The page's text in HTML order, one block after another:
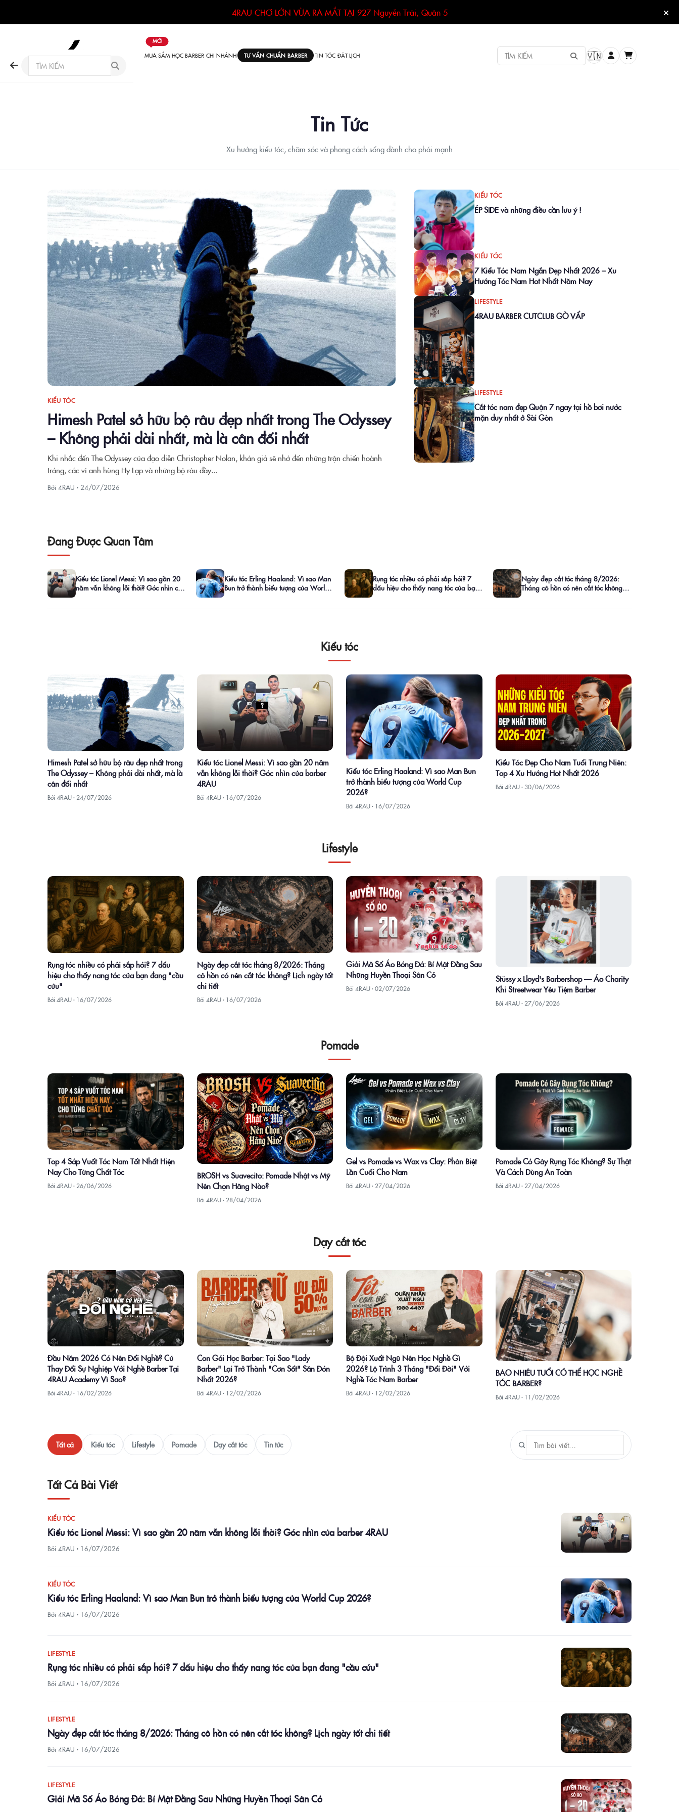
4RAU CHỢ LỚN VỪA RA MẮT TẠI 927 Nguyễn Trãi, Quận 5
MUA SẮM
MỚI
HỌC BARBER CHI NHÁNH TƯ VẤN CHUẨN BARBER TIN TÓC ĐẶT LỊCH
TÌM KIẾM 🇻🇳
Tin Tức
Xu hướng kiểu tóc, chăm sóc và phong cách sống dành cho phái mạnh
KIỂU TÓC
Himesh Patel sở hữu bộ râu đẹp nhất trong The Odyssey
– Không phải dài nhất, mà là cân đối nhất
Khi nhắc đến The Odyssey của đạo diễn Christopher Nolan, khán giả sẽ nhớ đến những trận chiến hoành
tráng, các vị anh hùng Hy Lạp và những bộ râu đầy...
Bởi 4RAU · 24/07/2026
KIỂU TÓC
ÉP SIDE và những điều cần lưu ý !
KIỂU TÓC
7 Kiểu Tóc Nam Ngắn Đẹp Nhất 2026 – Xu
Hướng Tóc Nam Hot Nhất Năm Nay
LIFESTYLE
4RAU BARBER CUTCLUB GÒ VẤP
LIFESTYLE
Cắt tóc nam đẹp Quận 7 ngay tại hồ bơi nước
mặn duy nhất ở Sài Gòn
Đang Được Quan Tâm
Kiểu tóc Lionel Messi: Vì sao gần 20
năm vẫn không lỗi thời? Góc nhìn của
Kiểu tóc Erling Haaland: Vì sao Man
Bun trở thành biểu tượng của World
Rụng tóc nhiều có phải sắp hói? 7
dấu hiệu cho thấy nang tóc của bạn
Ngày đẹp cắt tóc tháng 8/2026:
Tháng cô hồn có nên cắt tóc không?
Kiểu tóc
Himesh Patel sở hữu bộ râu đẹp nhất trong
The Odyssey – Không phải dài nhất, mà là
cân đối nhất
Bởi 4RAU · 24/07/2026
Kiểu tóc Lionel Messi: Vì sao gần 20 năm
vẫn không lỗi thời? Góc nhìn của barber
4RAU
Bởi 4RAU · 16/07/2026
Kiểu tóc Erling Haaland: Vì sao Man Bun
trở thành biểu tượng của World Cup
2026?
Bởi 4RAU · 16/07/2026
Kiểu Tóc Đẹp Cho Nam Tuổi Trung Niên:
Top 4 Xu Hướng Hot Nhất 2026
Bởi 4RAU · 30/06/2026
Lifestyle
Rụng tóc nhiều có phải sắp hói? 7 dấu
hiệu cho thấy nang tóc của bạn đang "cầu
cứu"
Bởi 4RAU · 16/07/2026
Ngày đẹp cắt tóc tháng 8/2026: Tháng
cô hồn có nên cắt tóc không? Lịch ngày tốt
chi tiết
Bởi 4RAU · 16/07/2026
Giải Mã Số Áo Bóng Đá: Bí Mật Đằng Sau
Những Huyền Thoại Sân Cỏ
Bởi 4RAU ·02/07/2026
Stüssy x Lloyd's Barbershop — Áo Charity
Khi Streetwear Yêu Tiệm Barber
Bởi 4RAU · 27/06/2026
Pomade
Top 4 Sáp Vuốt Tóc Nam Tốt Nhất Hiện
Nay Cho Từng Chất Tóc
Bởi 4RAU · 26/06/2026
BROSH vs Suavecito: Pomade Nhật vs Mỹ
Nên Chọn Hãng Nào?
Bởi 4RAU · 28/04/2026
Gel vs Pomade vs Wax vs Clay: Phân Biệt
Lần Cuối Cho Nam
Bởi 4RAU · 27/04/2026
Pomade Có Gây Rụng Tóc Không? Sự Thật
Và Cách Dùng An Toàn
Bởi 4RAU · 27/04/2026
Dạy cắt tóc
Đầu Năm 2026 Có Nên Đổi Nghề? Cú
Thay Đổi Sự Nghiệp Với Nghề Barber Tại
4RAU Academy Vì Sao?
Bởi 4RAU · 16/02/2026
Con Gái Học Barber: Tại Sao "Lady
Barber" Lại Trở Thành "Cơn Sốt" Săn Đón
Nhất 2026?
Bởi 4RAU · 12/02/2026
Bộ Đội Xuất Ngũ Nên Học Nghề Gì
2026? Lộ Trình 3 Tháng "Đổi Đời" Với
Nghề Tóc Nam Barber
Bởi 4RAU · 12/02/2026
BAO NHIÊU TUỔI CÓ THỂ HỌC NGHỀ
TÓC BARBER?
Bởi 4RAU · 11/02/2026
Tất cả Kiểu tóc Lifestyle Pomade Dạy cắt tóc Tin tức
Tất Cả Bài Viết
KIỂU TÓC
Kiểu tóc Lionel Messi: Vì sao gần 20 năm vẫn không lỗi thời? Góc nhìn của barber 4RAU
Bởi 4RAU · 16/07/2026
KIỂU TÓC
Kiểu tóc Erling Haaland: Vì sao Man Bun trở thành biểu tượng của World Cup 2026?
Bởi 4RAU · 16/07/2026
LIFESTYLE
Rụng tóc nhiều có phải sắp hói? 7 dấu hiệu cho thấy nang tóc của bạn đang "cầu cứu"
Bởi 4RAU · 16/07/2026
LIFESTYLE
Ngày đẹp cắt tóc tháng 8/2026: Tháng cô hồn có nên cắt tóc không? Lịch ngày tốt chi tiết
Bởi 4RAU · 16/07/2026
LIFESTYLE
Giải Mã Số Áo Bóng Đá: Bí Mật Đằng Sau Những Huyền Thoại Sân Cỏ